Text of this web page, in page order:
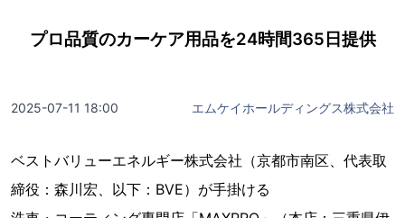
プロ品質のカーケア用品を24時間365日提供
2025-07-11 18:00 エムケイホールディングス株式会社
ベストバリューエネルギー株式会社（京都市南区、代表取
締役：森川宏、以下：BVE）が手掛ける